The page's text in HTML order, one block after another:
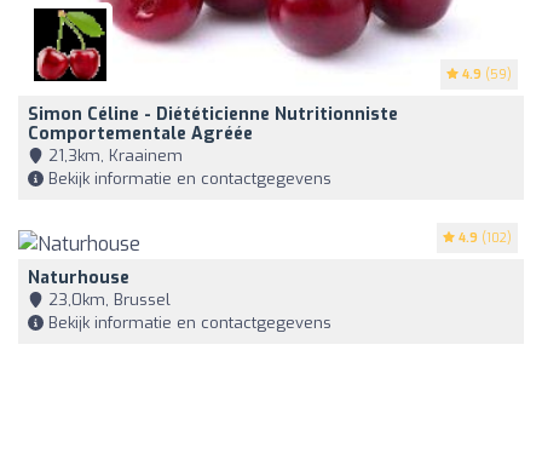
4.9 (59)
Simon Céline - Diététicienne Nutritionniste
Comportementale Agréée
21,3km, Kraainem
Bekijk informatie en contactgegevens
4.9 (102)
Naturhouse
23,0km, Brussel
Bekijk informatie en contactgegevens